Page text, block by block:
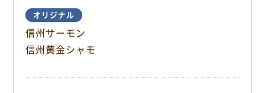
オリジナル
信州サーモン
信州黄金シャモ